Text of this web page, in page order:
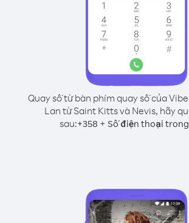
Quay số từ bàn phím quay số của
Lan từ Saint Kitts và Nevis, hãy
sau:+358 + Số điện thoại